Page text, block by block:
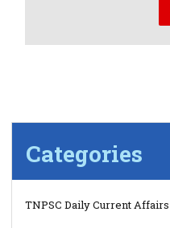
Categories
TNPSC Daily Current Affairs